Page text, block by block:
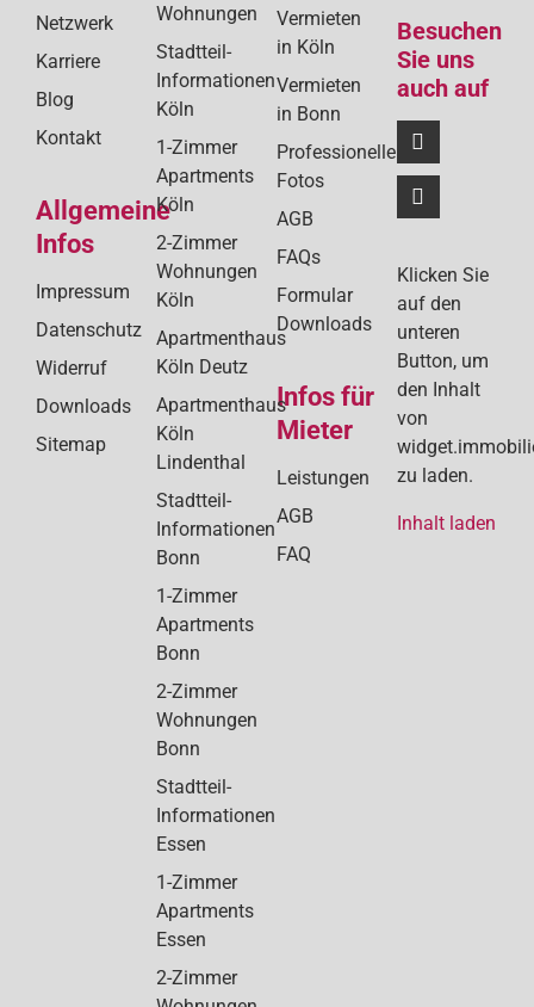
Netzwerk
Karriere
Blog
Kontakt
Allgemeine
Infos
Impressum
Datenschutz
Widerruf
Downloads
Sitemap
Wohnungen
Stadtteil-
Informationen
Köln
1-Zimmer
Apartments
Köln
2-Zimmer
Wohnungen
Köln
Apartmenthaus
Köln Deutz
Apartmenthaus
Köln
Lindenthal
Stadtteil-
Informationen
Bonn
1-Zimmer
Apartments
Bonn
2-Zimmer
Wohnungen
Bonn
Stadtteil-
Informationen
Essen
1-Zimmer
Apartments
Essen
2-Zimmer
Vermieten
in Köln
Vermieten
in Bonn
Professionelle
Fotos
AGB
FAQs
Formular
Downloads
Infos für
Mieter
Leistungen
AGB
FAQ
Besuchen
Sie uns
auch auf
Klicken Sie
auf den
unteren
Button, um
den Inhalt
von
zu laden.
Inhalt laden